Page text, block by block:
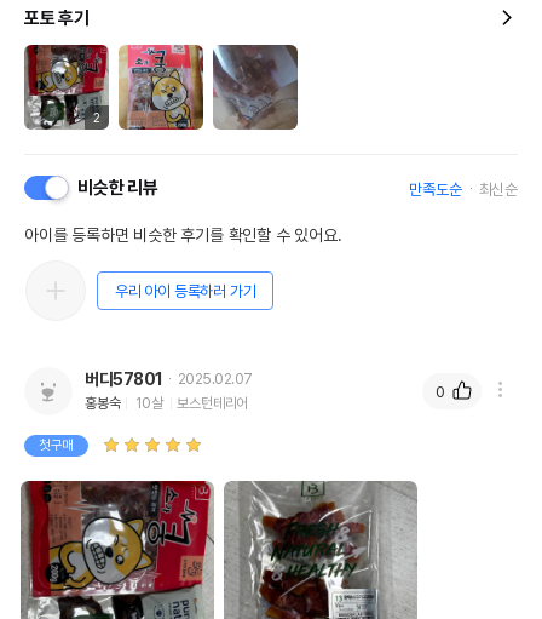
포토 후기
2
비슷한 리뷰 만족도순 최신순
아이를 등록하면 비슷한 후기를 확인할 수 있어요.
우리 아이 등록하러 가기
버디57801
2025.02.07
홍봉숙
10살 보스턴테리어
첫구매
0